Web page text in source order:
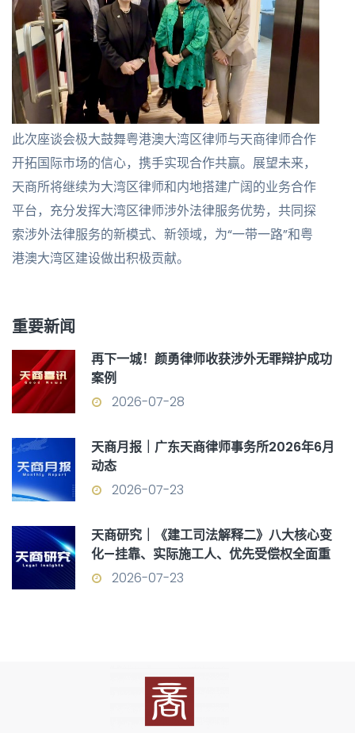
此次座谈会极大鼓舞粤港澳大湾区律师与天商律师合作
开拓国际市场的信心，携手实现合作共赢。展望未来，
天商所将继续为大湾区律师和内地搭建广阔的业务合作
平台，充分发挥大湾区律师涉外法律服务优势，共同探
索涉外法律服务的新模式、新领域，为“一带一路”和粤
港澳大湾区建设做出积极贡献。
重要新闻
再下一城！颜勇律师收获涉外无罪辩护成功
案例
2026-07-28
天商月报｜广东天商律师事务所2026年6月
动态
2026-07-23
天商研究｜《建工司法解释二》八大核心变
化—挂靠、实际施工人、优先受偿权全面重
构
2026-07-23